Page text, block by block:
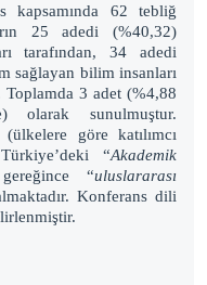
kapsamında 62 tebliğ
25 adedi (%40,32)
tarafından, 34 adedi
sağlayan bilim insanları
Toplamda 3 adet (%4,88
sunulmuştur.
(ülkelere göre katılımcı
“Akademik
“uluslararası
Konferans dili